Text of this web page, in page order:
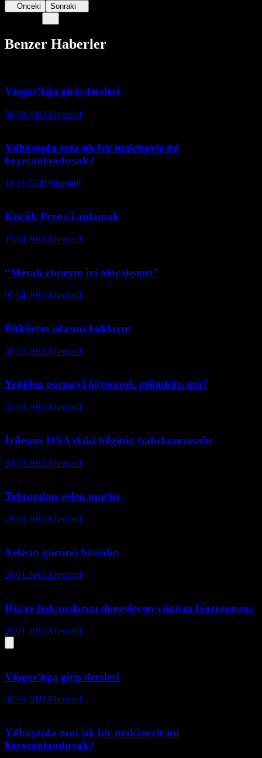
Önceki Sonraki
Benzer Haberler
Vloger’lığa giriş dersleri
30.09.2021 Alternatif
Yılbaşında onu şık bir makineyle mi
heyecanlandırsak?
16.11.2020Alternatif
Küçük Prens’i anlamak
15.04.2016Alternatif
“Merak etmeyin iyi olacaksınız”
07.04.2016Alternatif
Bitkilerin şifasını koklayın
30.03.2016Alternatif
Yeniden görmeyi öğrenmek mümkün mü?
25.03.2016Alternatif
İyileşme DNA'daki bilginin hatırlanmasıdır
24.03.2016Alternatif
Tohumdan gelen mucize
23.03.2016Alternatif
Nefesin gücünü hissedin
20.01.2016Alternatif
Hücre frekanslarını dengeleyen yöntem biorezonans
20.01.2016Alternatif
Vloger’lığa giriş dersleri
30.09.2021 Alternatif
Yılbaşında onu şık bir makineyle mi
heyecanlandırsak?